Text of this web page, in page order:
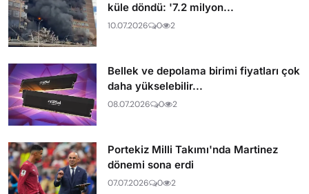
küle döndü: '7.2 milyon...
10.07.2026 0 2
Bellek ve depolama birimi fiyatları çok
daha yükselebilir...
08.07.2026 0 2
Portekiz Milli Takımı'nda Martinez
dönemi sona erdi
07.07.2026 0 2